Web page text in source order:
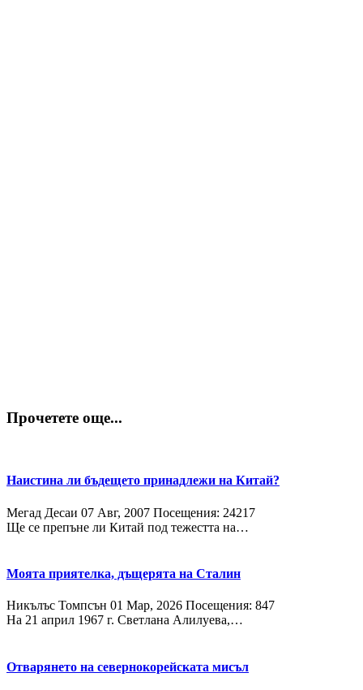
Прочетете още...
Наистина ли бъдещето принадлежи на Китай?
Мегад Десаи 07 Авг, 2007 Посещения: 24217
Ще се препъне ли Китай под тежестта на…
Моята приятелка, дъщерята на Сталин
Никълъс Томпсън 01 Мар, 2026 Посещения: 847
На 21 април 1967 г. Светлана Алилуева,…
Отварянето на севернокорейската мисъл